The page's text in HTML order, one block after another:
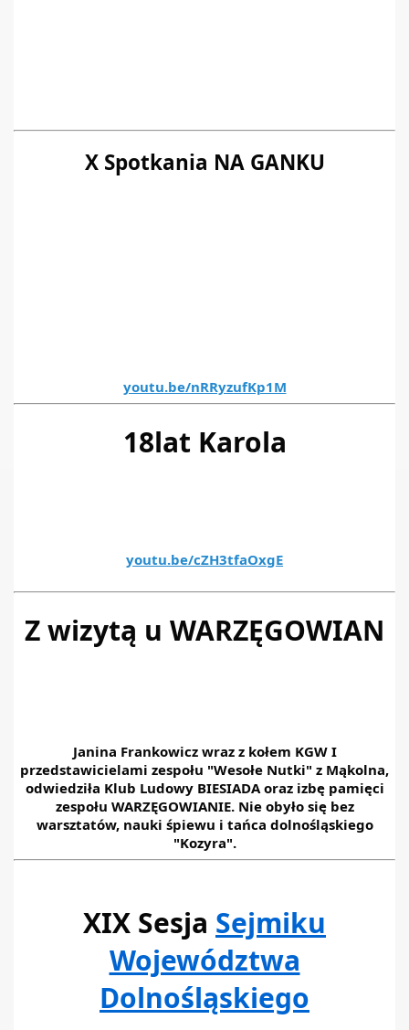
X Spotkania NA GANKU
youtu.be/nRRyzufKp1M
18lat Karola
youtu.be/cZH3tfaOxgE
Z wizytą u WARZĘGOWIAN
Janina Frankowicz wraz z kołem KGW I
przedstawicielami zespołu "Wesołe Nutki" z Mąkolna,
odwiedziła Klub Ludowy BIESIADA oraz izbę pamięci
zespołu WARZĘGOWIANIE. Nie obyło się bez
warsztatów, nauki śpiewu i tańca dolnośląskiego
"Kozyra".
XIX Sesja Sejmiku
Województwa
Dolnośląskiego